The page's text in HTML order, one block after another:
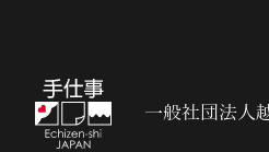
一般社団法人